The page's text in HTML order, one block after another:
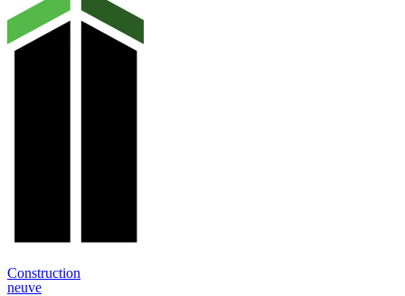
Construction
neuve